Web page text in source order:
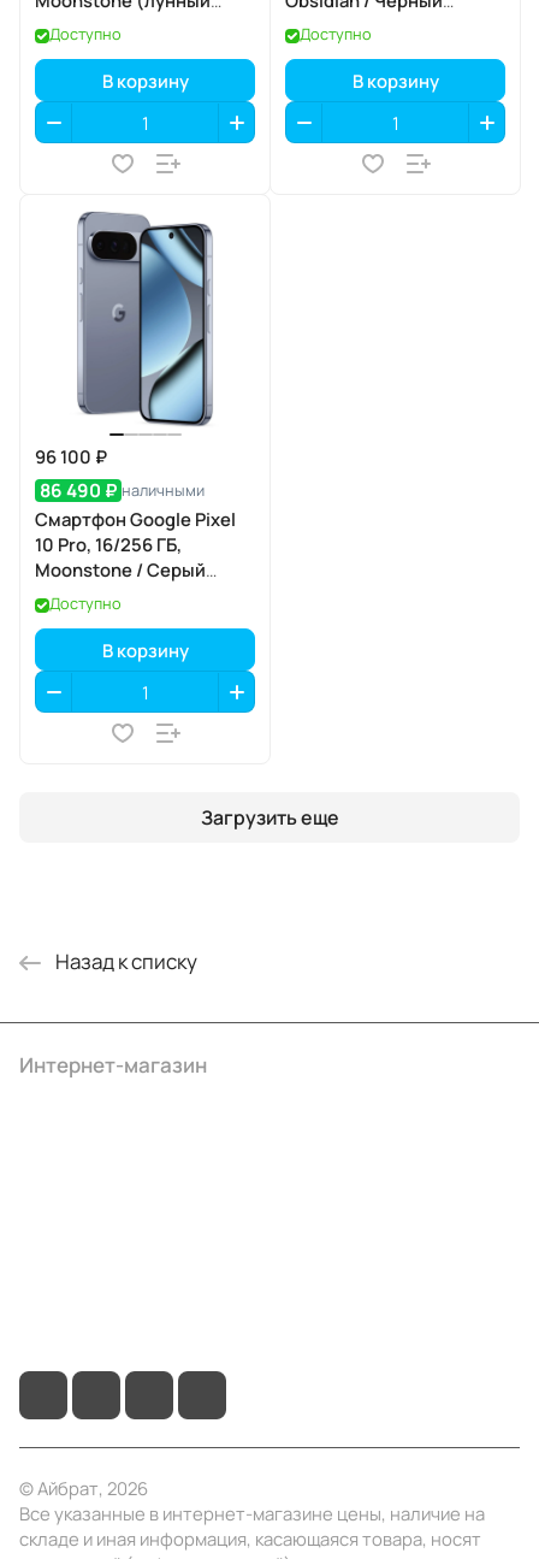
камень)
Доступно
В корзину
Обсидиан
Доступно
В корзину
96 100 ₽
86 490 ₽ наличными
Смартфон Google Pixel
10 Pro, 16/256 ГБ,
Moonstone / Серый
Лунный Камень
Доступно
В корзину
Загрузить еще
Назад к списку
Интернет-магазин
© Айбрат, 2026
Все указанные в интернет-магазине цены, наличие на
складе и иная информация, касающаяся товара, носят